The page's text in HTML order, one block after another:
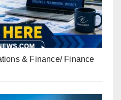
& Finance/ Finance